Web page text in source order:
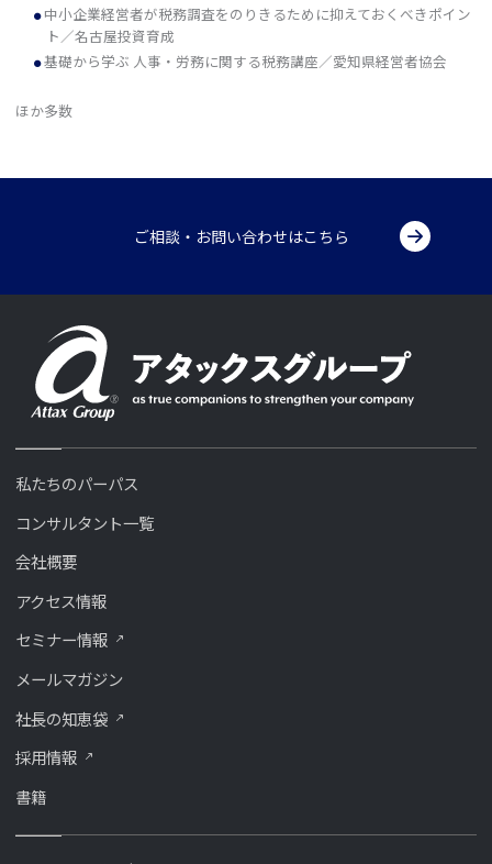
中小企業経営者が税務調査をのりきるために抑えておくべきポイン
ト／名古屋投資育成
基礎から学ぶ 人事・労務に関する税務講座／愛知県経営者協会
ほか多数
ご相談・お問い合わせはこちら
私たちのパーパス
コンサルタント一覧
会社概要
アクセス情報
セミナー情報
メールマガジン
社長の知恵袋
採用情報
書籍